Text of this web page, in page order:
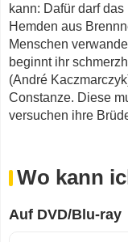
kann: Dafür darf
Hemden aus
Menschen
beginnt ihr
(André
Constanze. Diese
versuchen ihre
Wo kann
Auf DVD/Blu-ray